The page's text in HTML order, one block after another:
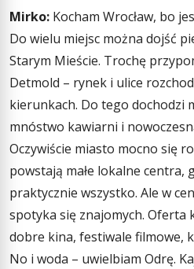
Mirko: Kocham Wrocław, bo
Do wielu miejsc można dojść
Starym Mieście. Trochę
Detmold – rynek i ulice
kierunkach. Do tego dochodzi
mnóstwo kawiarni i
Oczywiście miasto mocno się
powstają małe lokalne centra,
praktycznie wszystko. Ale w
spotyka się znajomych.
dobre kina, festiwale filmowe,
No i woda – uwielbiam Odrę.